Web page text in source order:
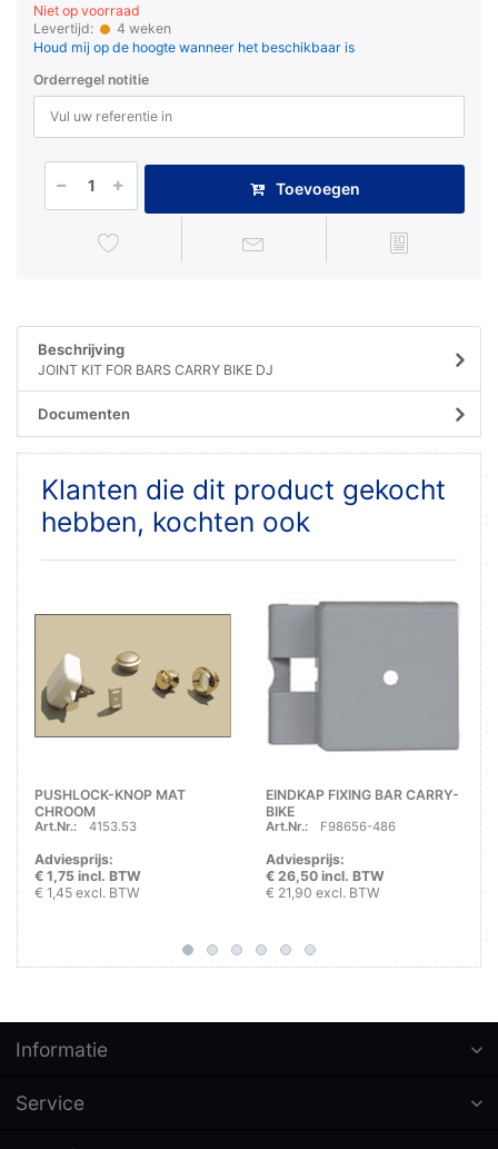
Niet op voorraad
Levertijd:
4 weken
Houd mij op de hoogte wanneer het beschikbaar is
Orderregel notitie
Toevoegen
Beschrijving
JOINT KIT FOR BARS CARRY BIKE DJ
Documenten
Klanten die dit product gekocht
hebben, kochten ook
PUSHLOCK-KNOP MAT
CHROOM
Art.Nr.: 4153.53
Adviesprijs:
€ 1,75 incl. BTW
€ 1,45 excl. BTW
EINDKAP FIXING BAR CARRY-
BIKE
Art.Nr.: F98656-486
Adviesprijs:
€ 26,50 incl. BTW
€ 21,90 excl. BTW
Informatie
Service